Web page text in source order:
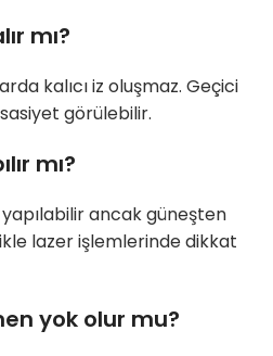
mı?
kalıcı iz oluşmaz. Geçici
görülebilir.
mı?
yapılabilir ancak güneşten
lazer işlemlerinde dikkat
yok olur mu?